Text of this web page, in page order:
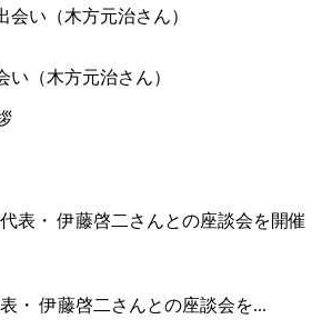
い（木方元治さん）
表・ 伊藤啓二さんとの座談会を...